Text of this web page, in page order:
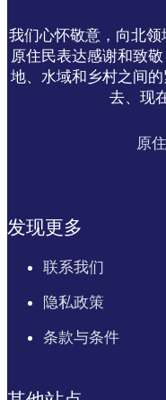
我们心怀敬意，向北
原住民表达感谢和致
地、水域和乡村之间
去、现
原
发现更多
联系我们
隐私政策
条款与条件